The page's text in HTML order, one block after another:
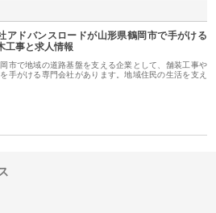
アドバンスロードが山形県鶴岡市で手がける
工事と求人情報
市で地域の道路基盤を支える企業として、舗装工事や
手がける専門会社があります。地域住民の生活を支え